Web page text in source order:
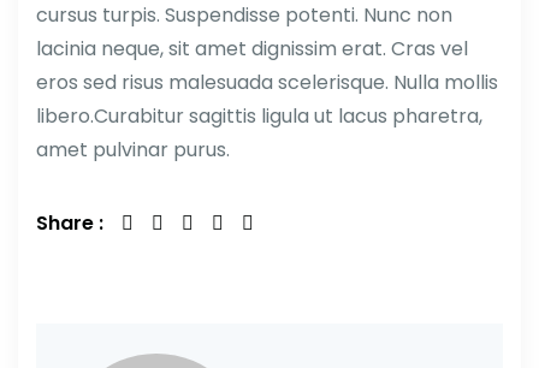
cursus turpis. Suspendisse potenti. Nunc non
lacinia neque, sit amet dignissim erat. Cras vel
eros sed risus malesuada scelerisque. Nulla mollis
libero.Curabitur sagittis ligula ut lacus pharetra,
amet pulvinar purus.
Share :